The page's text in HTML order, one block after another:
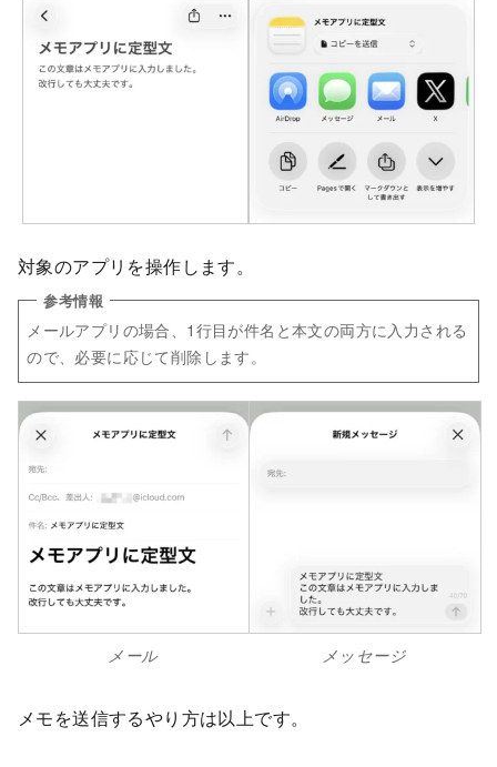
対象のアプリを操作します。
メールアプリの場合、1行目が件名と本文の両方に入力される
ので、必要に応じて削除します。
メール メッセージ
メモを送信するやり方は以上です。